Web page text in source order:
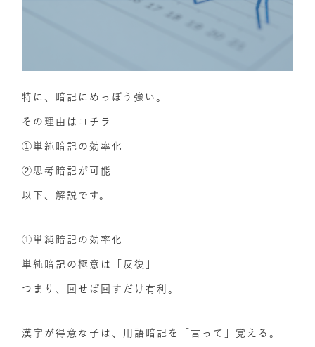
特に、暗記にめっぽう強い。
その理由はコチラ
①単純暗記の効率化
②思考暗記が可能
以下、解説です。
①単純暗記の効率化
単純暗記の極意は「反復」
つまり、回せば回すだけ有利。
漢字が得意な子は、用語暗記を「言って」覚える。